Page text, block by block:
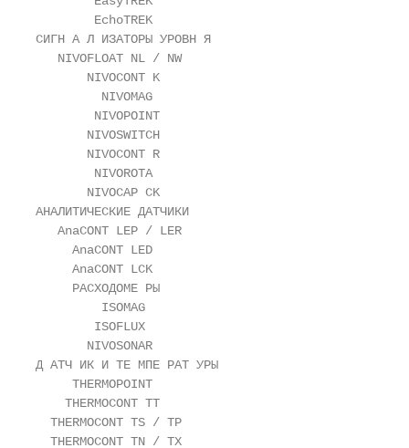
        EchoTREK
СИГН А Л ИЗАТОРЫ УРОВН Я
   NIVOFLOAT NL / NW
       NIVOCONT K
         NIVOMAG
        NIVOPOINT
       NIVOSWITCH
       NIVOCONT R
        NIVOROTA
       NIVOCAP CK
АНАЛИТИЧЕСКИЕ ДАТЧИКИ
   AnaCONT LEP / LER
     AnaCONT LED
     AnaCONT LCK
     РАСХОДОМЕ РЫ
         ISOMAG
        ISOFLUX
       NIVOSONAR
Д АТЧ ИК И ТЕ МПЕ РАТ УРЫ
     THERMOPOINT
    THERMOCONT TT
  THERMOCONT TS / TP
  THERMOCONT TN / TX